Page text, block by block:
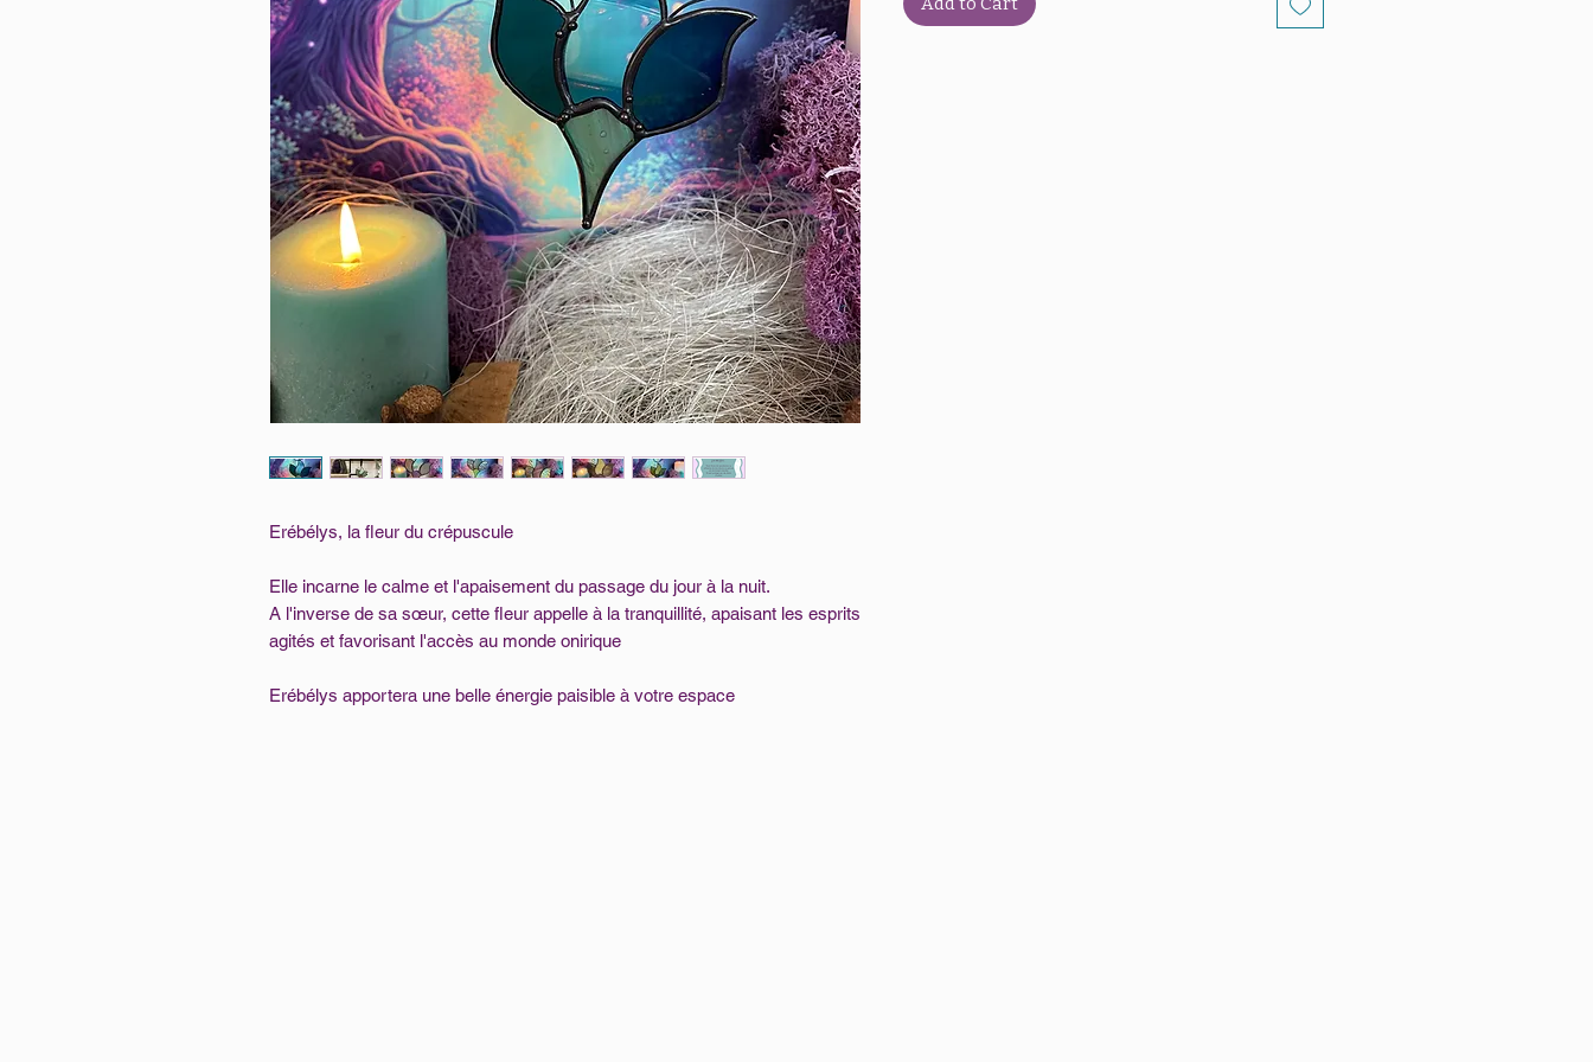
Erébélys, la fleur du crépuscule
Elle incarne le calme et l'apaisement du passage du jour à la nuit.
A l'inverse de sa sœur, cette fleur appelle à la tranquillité, apaisant les esprits
agités et favorisant l'accès au monde onirique
Erébélys apportera une belle énergie paisible à votre espace